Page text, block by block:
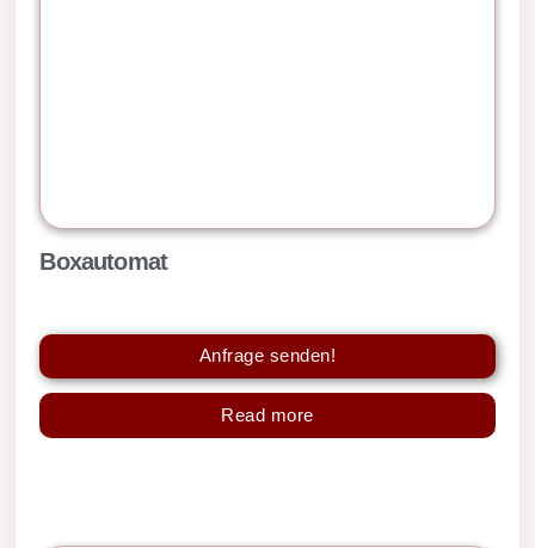
Boxautomat
Anfrage senden!
Read more